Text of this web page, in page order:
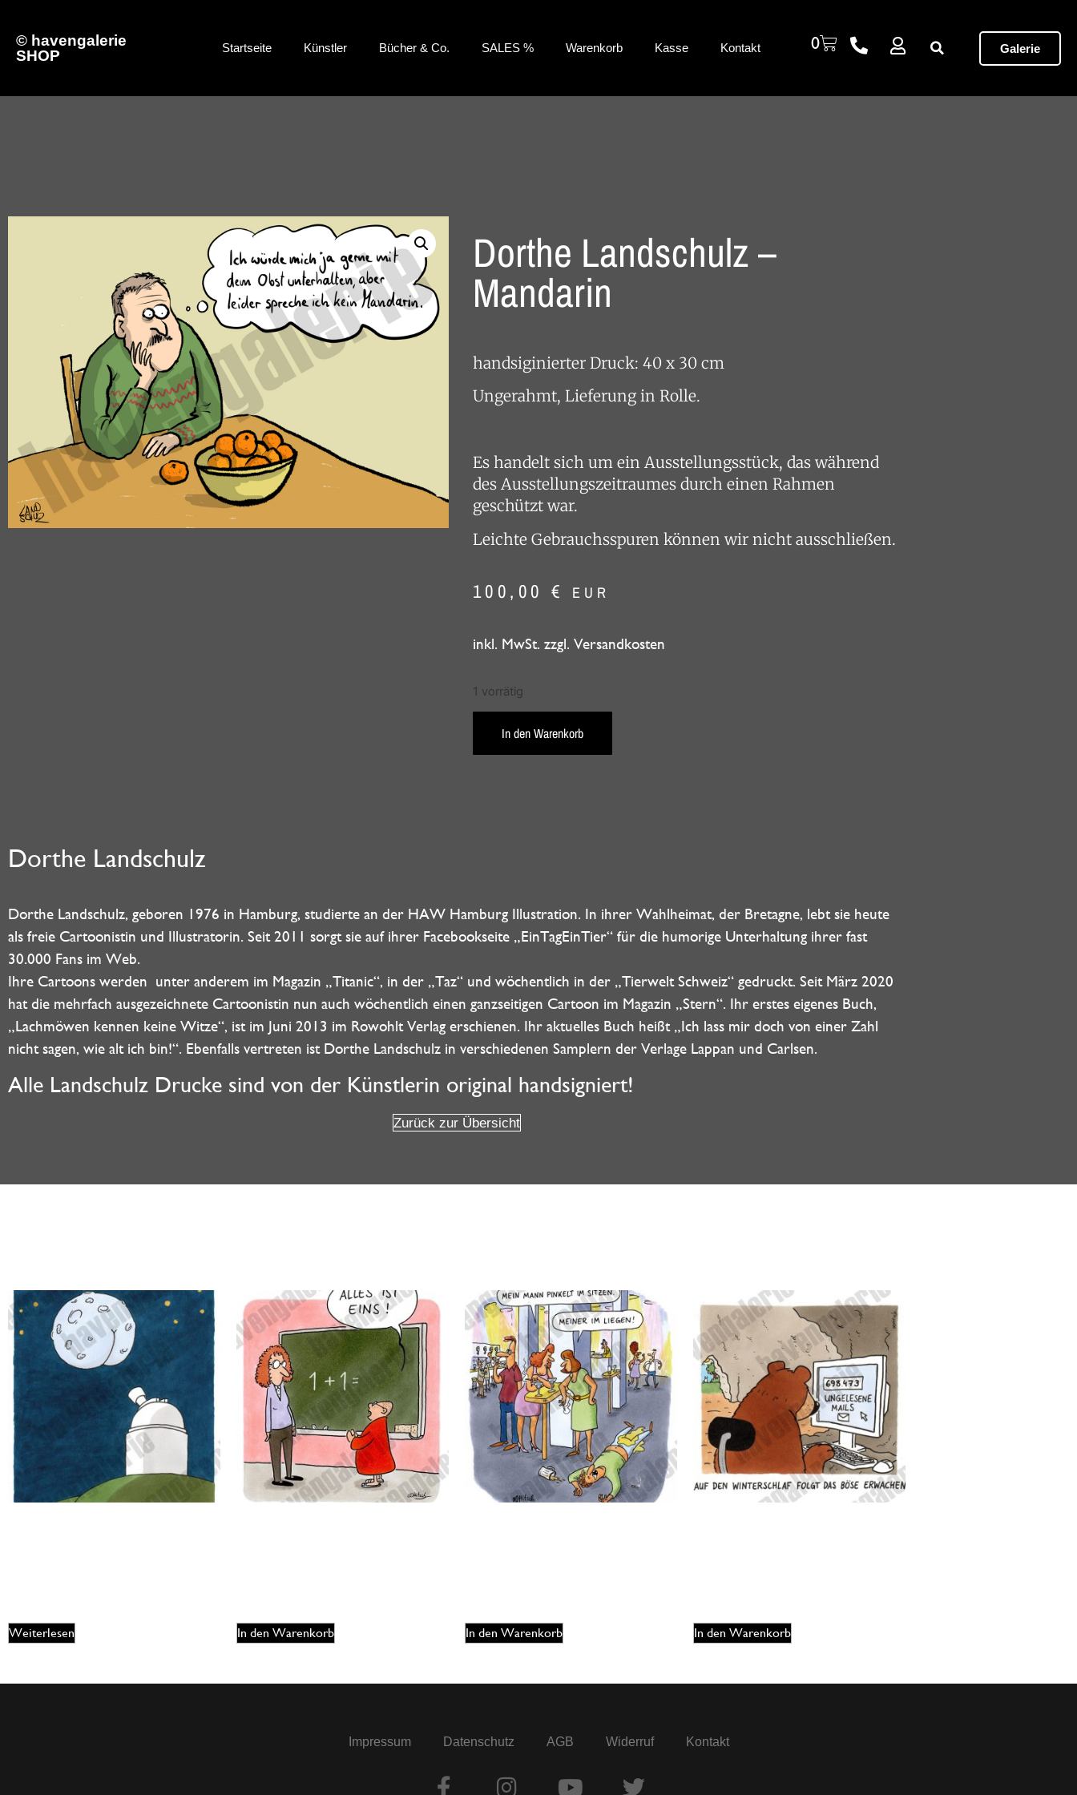
© havengalerie
SHOP
Startseite Künstler Bücher & Co. SALES % Warenkorb Kasse Kontakt 0 Galerie
Dorthe Landschulz –
Mandarin
handsiginierter Druck: 40 x 30 cm
Ungerahmt, Lieferung in Rolle.
Es handelt sich um ein Ausstellungsstück, das während
des Ausstellungszeitraumes durch einen Rahmen
geschützt war.
Leichte Gebrauchsspuren können wir nicht ausschließen.
100,00 € EUR
inkl. MwSt. zzgl. Versandkosten
1 vorrätig
In den Warenkorb
Dorthe Landschulz
Dorthe Landschulz, geboren 1976 in Hamburg, studierte an der HAW Hamburg Illustration. In ihrer Wahlheimat, der Bretagne, lebt sie heute
als freie Cartoonistin und Illustratorin. Seit 2011 sorgt sie auf ihrer Facebookseite „EinTagEinTier“ für die humorige Unterhaltung ihrer fast
30.000 Fans im Web.
Ihre Cartoons werden unter anderem im Magazin „Titanic“, in der „Taz“ und wöchentlich in der „Tierwelt Schweiz“ gedruckt. Seit März 2020
hat die mehrfach ausgezeichnete Cartoonistin nun auch wöchentlich einen ganzseitigen Cartoon im Magazin „Stern“. Ihr erstes eigenes Buch,
„Lachmöwen kennen keine Witze“, ist im Juni 2013 im Rowohlt Verlag erschienen. Ihr aktuelles Buch heißt „Ich lass mir doch von einer Zahl
nicht sagen, wie alt ich bin!“. Ebenfalls vertreten ist Dorthe Landschulz in verschiedenen Samplern der Verlage Lappan und Carlsen.
Alle Landschulz Drucke sind von der Künstlerin original handsigniert!
Zurück zur Übersicht
Weiterlesen In den Warenkorb In den Warenkorb In den Warenkorb
Impressum Datenschutz AGB Widerruf Kontakt